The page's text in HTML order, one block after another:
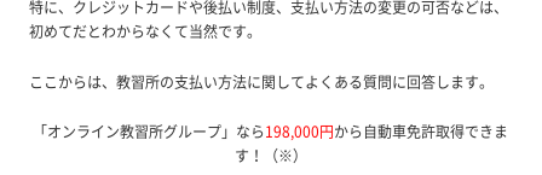
特に、クレジットカードや後払い制度、支払い方法の変更の可否などは、
初めてだとわからなくて当然です。
ここからは、教習所の支払い方法に関してよくある質問に回答します。
「オンライン教習所グループ」なら198,000円から自動車免許取得できま
す！（※）